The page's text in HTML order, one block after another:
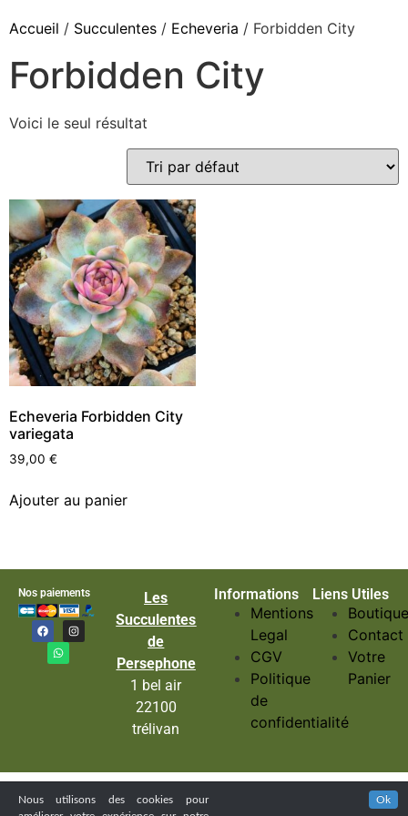
Accueil / Succulentes / Echeveria / Forbidden City
Forbidden City
Voici le seul résultat
Echeveria Forbidden City
variegata
39,00 €
Ajouter au panier
Nos paiements
Les
Succulentes
de
Persephone
1 bel air
22100
trélivan
Informations
Mentions
Legal
CGV
Politique
de
confidentialité
Liens Utiles
Contact
Votre
Panier
Nous utilisons des cookies pour
Ok